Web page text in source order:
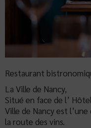
Restaurant
La Ville de Nancy,
Situé en face de l’
Ville de Nancy est l’une
la route des vins.